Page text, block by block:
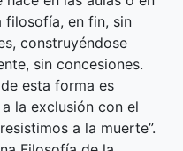
filosofía, en fin, sin
construyéndose
sin concesiones.
esta forma es
la exclusión con el
a la muerte”.